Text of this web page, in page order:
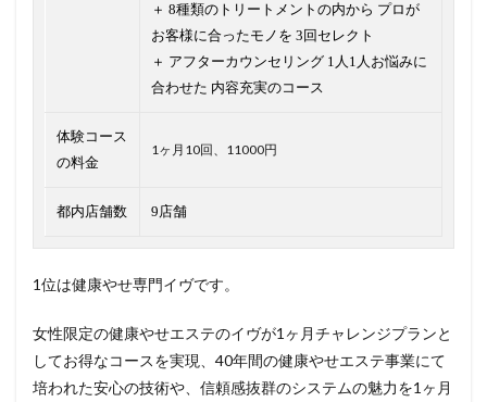
＋ 8種類のトリートメントの内から プロが
お客様に合ったモノを 3回セレクト
＋ アフターカウンセリング 1人1人お悩みに
合わせた 内容充実のコース
体験コース
の料金
1ヶ月10回、11000円
都内店舗数 9店舗
1位は健康やせ専門イヴです。
女性限定の健康やせエステのイヴが1ヶ月チャレンジプランと
してお得なコースを実現、40年間の健康やせエステ事業にて
培われた安心の技術や、信頼感抜群のシステムの魅力を1ヶ月